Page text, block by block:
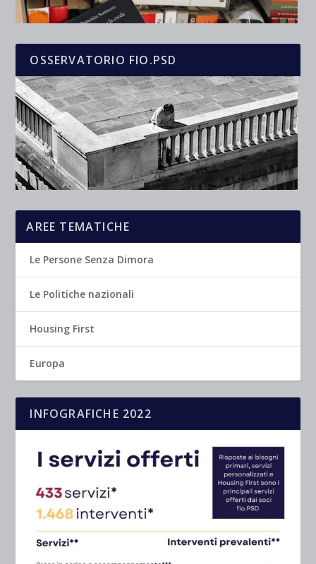
OSSERVATORIO FIO.PSD
AREE TEMATICHE
Le Persone Senza Dimora
Le Politiche nazionali
Housing First
Europa
INFOGRAFICHE 2022